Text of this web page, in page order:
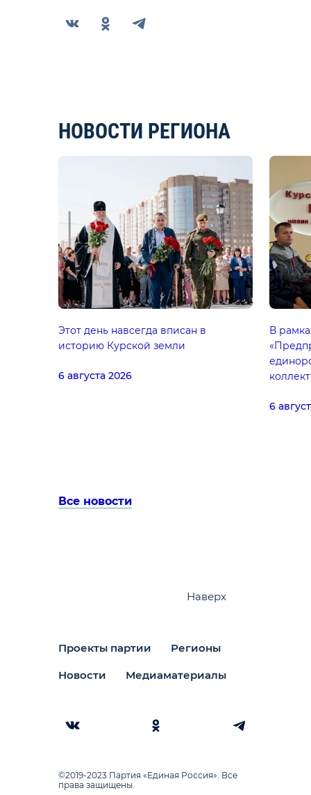
НОВОСТИ РЕГИОНА
Этот день навсегда вписан в
историю Курской земли
6 августа 2026
В
6
Все новости
Проекты партии Регионы
Новости Медиаматериалы
Наверх
©2019-2023 Партия «Единая Россия». Все
права защищены.